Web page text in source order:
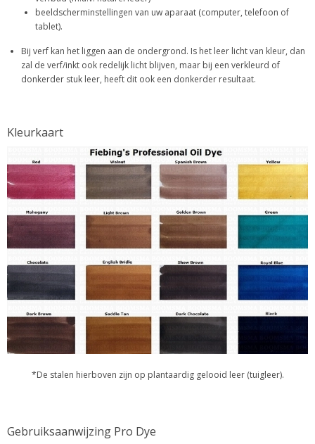
beeldscherminstellingen van uw aparaat (computer, telefoon of
tablet).
Bij verf kan het liggen aan de ondergrond. Is het leer licht van kleur, dan
zal de verf/inkt ook redelijk licht blijven, maar bij een verkleurd of
donkerder stuk leer, heeft dit ook een donkerder resultaat.
Kleurkaart
*De stalen hierboven zijn op plantaardig gelooid leer (tuigleer).
Gebruiksaanwijzing Pro Dye